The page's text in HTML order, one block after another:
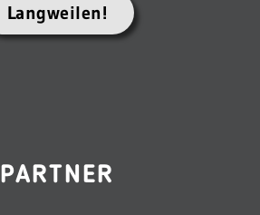
Langweilen!
PARTNER